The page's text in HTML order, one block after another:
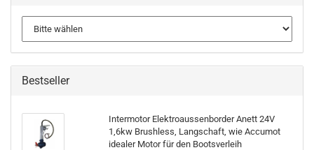
Bestseller
Intermotor Elektroaussenborder Anett 24V
1,6kw Brushless, Langschaft, wie Accumot
idealer Motor für den Bootsverleih